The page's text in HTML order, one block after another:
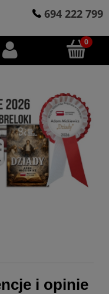
694 222 799
i opinie